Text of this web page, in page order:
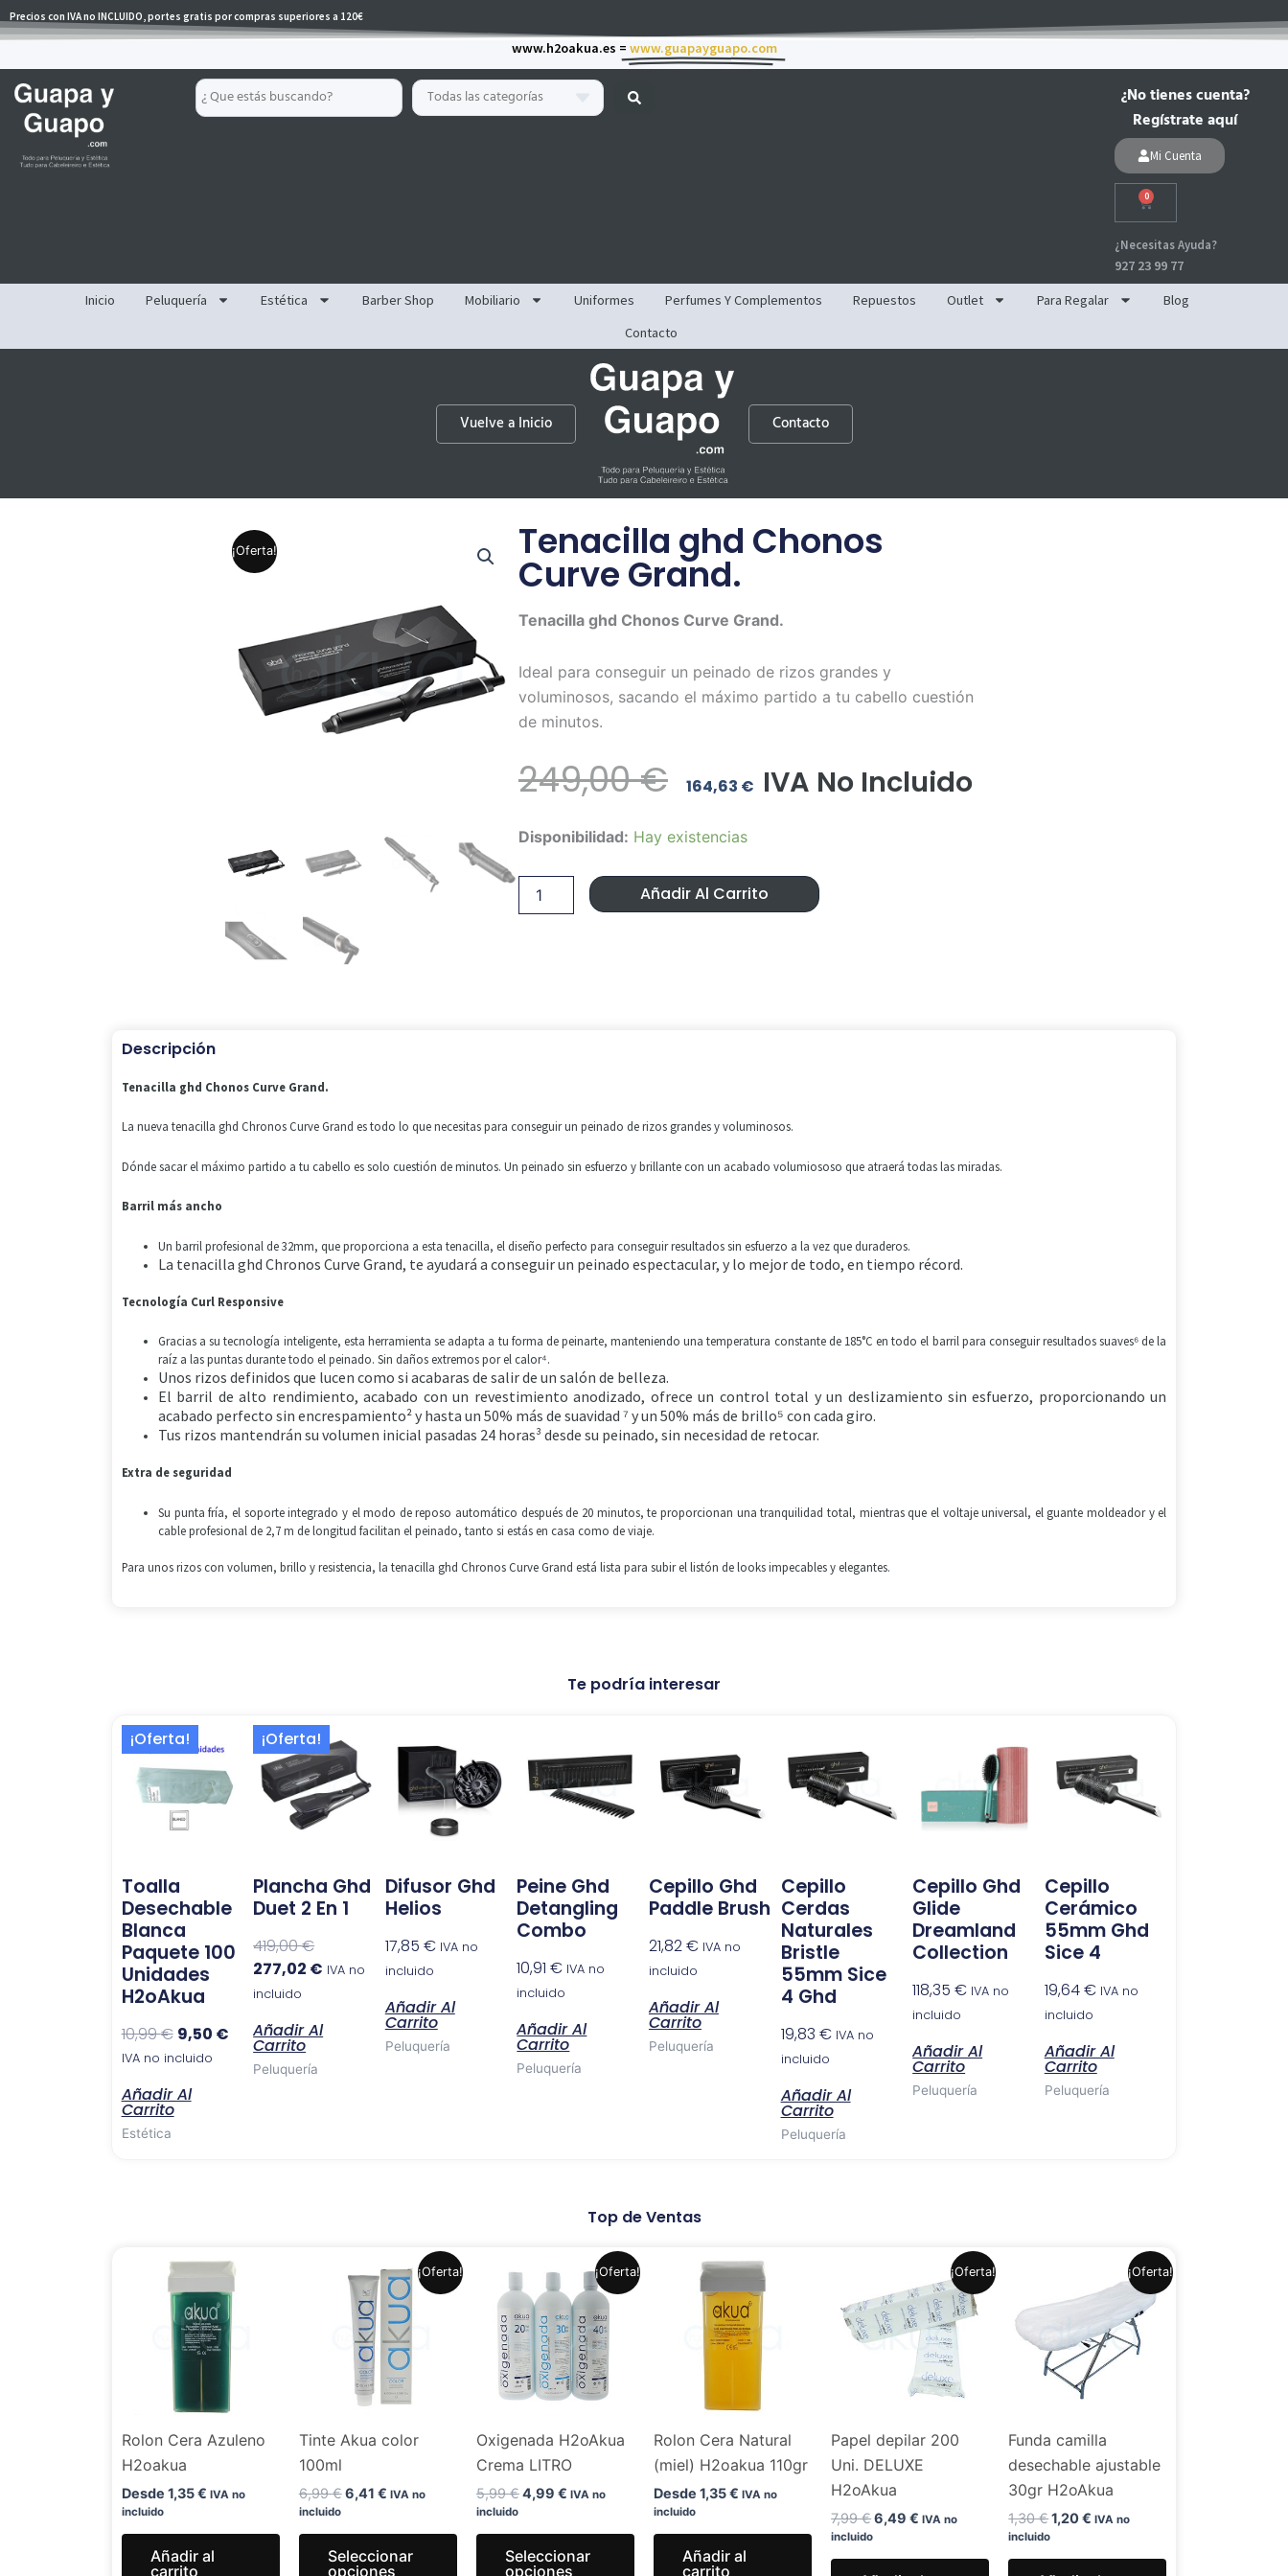
al
Precios con IVA no INCLUIDO, portes gratis por compras superiores a 120€
www.h2oakua.es = www.guapayguapo.com
Search
...
Todas las categorías
¿No tienes cuenta?
Regístrate aquí
Mi Cuenta
0
Carrito
¿Necesitas Ayuda?
927 23 99 77
Inicio Peluquería Estética Barber Shop Mobiliario Uniformes Perfumes Y Complementos Repuestos Outlet Para Regalar
Blog
Contacto
Vuelve a Inicio Contacto
¡Oferta! Tenacilla ghd Chonos
Curve Grand.
Tenacilla ghd Chonos Curve Grand.
Ideal para conseguir un peinado de rizos grandes y
voluminosos, sacando el máximo partido a tu cabello cuestión
de minutos.
249,00€ El
Original
Era:
249,00 €.
164,63 €El
Es:
164,63 €.
IVA No Incluido
Disponibilidad: Hay existencias
Tenacilla
Curve
Añadir Al Carrito
Descripción
Tenacilla ghd Chonos Curve Grand.
La nueva tenacilla ghd Chronos Curve Grand es todo lo que necesitas para conseguir un peinado de rizos grandes y voluminosos.
Dónde sacar el máximo partido a tu cabello es solo cuestión de minutos. Un peinado sin esfuerzo y brillante con un acabado volumiososo que atraerá todas las miradas.
Barril más ancho
Un barril profesional de 32mm, que proporciona a esta tenacilla, el diseño perfecto para conseguir resultados sin esfuerzo a la vez que duraderos.
La tenacilla ghd Chronos Curve Grand, te ayudará a conseguir un peinado espectacular, y lo mejor de todo, en tiempo récord.
Tecnología Curl Responsive
Gracias a su tecnología inteligente, esta herramienta se adapta a tu forma de peinarte, manteniendo una temperatura constante de 185°C en todo el barril para conseguir resultados suaves⁶ de la
raíz a las puntas durante todo el peinado. Sin daños extremos por el calor⁴.
Unos rizos definidos que lucen como si acabaras de salir de un salón de belleza.
El barril de alto rendimiento, acabado con un revestimiento anodizado, ofrece un control total y un deslizamiento sin esfuerzo, proporcionando un
acabado perfecto sin encrespamiento² y hasta un 50% más de suavidad ⁷ y un 50% más de brillo⁵ con cada giro.
Tus rizos mantendrán su volumen inicial pasadas 24 horas³ desde su peinado, sin necesidad de retocar.
Extra de seguridad
Su punta fría, el soporte integrado y el modo de reposo automático después de 20 minutos, te proporcionan una tranquilidad total, mientras que el voltaje universal, el guante moldeador y el
cable profesional de 2,7 m de longitud facilitan el peinado, tanto si estás en casa como de viaje.
Para unos rizos con volumen, brillo y resistencia, la tenacilla ghd Chronos Curve Grand está lista para subir el listón de looks impecables y elegantes.
Te podría interesar
¡Oferta!
Toalla
Desechable
Blanca
Paquete 100
Unidades
H2oAkua
10,99€
El
precio
original
era:
10,99 €.
9,50 €
precio
actual
es:
IVA no incluido
Añadir Al
Carrito
Estética
¡Oferta!
Plancha Ghd
Duet 2 En 1
419,00€
El
precio
original
era:
419,00 €.
277,02 €
precio
actual
es:
277,02 €.
IVA no
incluido
Añadir Al
Carrito
Peluquería
Difusor Ghd
Helios
17,85 € IVA no
incluido
Añadir Al
Carrito
Peluquería
Peine Ghd
Detangling
Combo
10,91€ IVA no
incluido
Añadir Al
Carrito
Peluquería
Cepillo Ghd
Paddle Brush
21,82€ IVA no
incluido
Añadir Al
Carrito
Peluquería
Cepillo
Cerdas
Naturales
Bristle
55mm Sice
4 Ghd
19,83 € IVA no
incluido
Añadir Al
Carrito
Peluquería
Cepillo Ghd
Glide
Dreamland
Collection
118,35€ IVA no
incluido
Añadir Al
Carrito
Peluquería
Cepillo
Cerámico
55mm Ghd
Sice 4
19,64€ IVA no
incluido
Añadir Al
Carrito
Peluquería
Top de Ventas
Rolon Cera Azuleno
H2oakua
Desde 1,35€ IVA no
incluido
Añadir al
carrito
¡Oferta!
Tinte Akua color
100ml
6,99€
precio
original
era:
6,99 €.
6,41 €
precio
actual
es:
6,41 €.
IVA no
incluido
Seleccionar
opciones
Este
producto
múltiples
variantes.
pueden
elegir
la
¡Oferta!
Oxigenada H2oAkua
Crema LITRO
5,99€
precio
original
era:
5,99 €.
4,99 €
precio
actual
es:
4,99 €.
IVA no
incluido
Seleccionar
opciones
Este
producto
pueden
elegir
la
Rolon Cera Natural
(miel) H2oakua 110gr
Desde 1,35€ IVA no
incluido
Añadir al
carrito
¡Oferta!
Papel depilar 200
Uni. DELUXE
H2oAkua
7,99€
original
era:
7,99 €.
6,49€
precio
actual
es:
6,49 €.
IVA no
incluido
¡Oferta!
Funda camilla
desechable ajustable
30gr H2oAkua
1,30€
original
1,30 €.
1,20€
precio
actual
1,20 €.
IVA no
incluido